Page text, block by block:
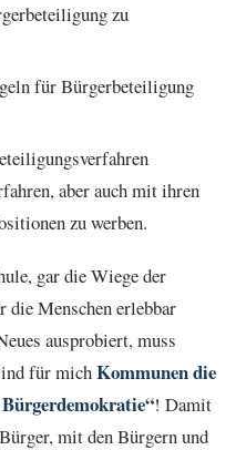
zu
für Bürgerbeteiligung
aber auch mit ihren
zu werben.
gar die Wiege der
Menschen erlebbar
ausprobiert, muss
für michKommunen die
! Damit
mit den Bürgern und